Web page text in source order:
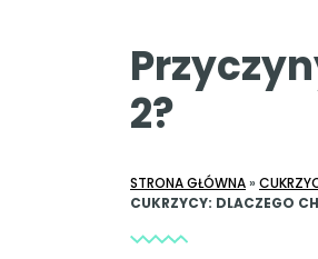
2?
STRONA GŁÓWNA»
CUKRZYCY: DLACZEGO